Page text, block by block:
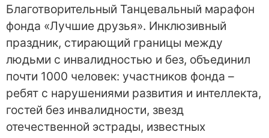
Благотворительный Танцевальный марафон
фонда «Лучшие друзья». Инклюзивный
праздник, стирающий границы между
людьми с инвалидностью и без, объединил
почти 1000 человек: участников фонда –
ребят с нарушениями развития и интеллекта,
гостей без инвалидности, звезд
отечественной эстрады, известных